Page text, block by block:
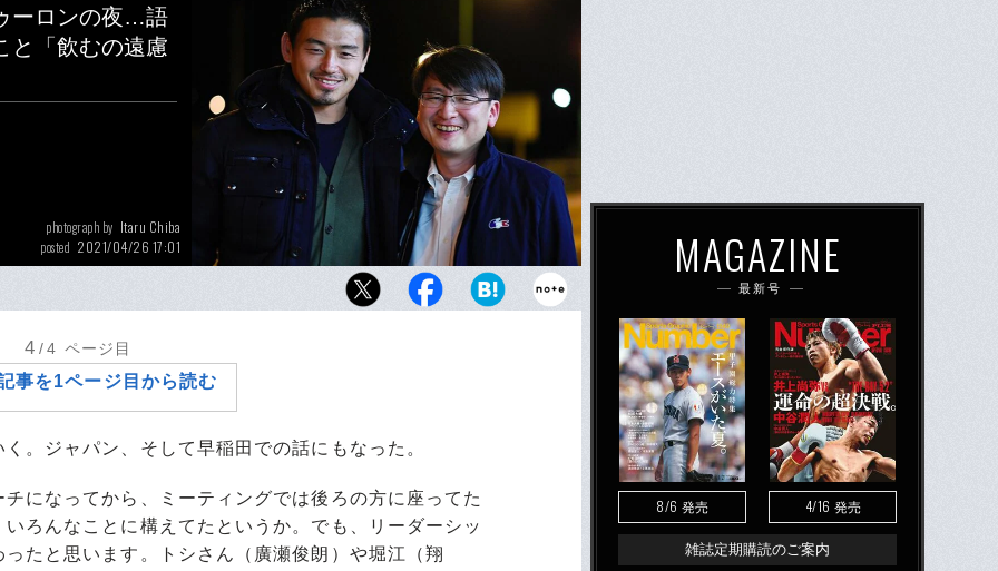
ーロンの夜…語
と「飲むの遠慮
photograph by Itaru Chiba
posted 2021/04/26 17:01
喧騒から逃れ、語り合ったトゥーロンの夜。五郎さんはあ
4 /4 ページ目
事を1ページ目から読む
ジャパン、そして早稲田での話にもなった。
になってから、ミーティングでは後ろの方に座ってた
ろんなことに構えてたというか。でも、リーダーシッ
たと思います。トシさん（廣瀬俊朗）や堀江（翔
MAGAZINE
最新号
8/6 発売 4/16 発売
雑誌定期購読のご案内